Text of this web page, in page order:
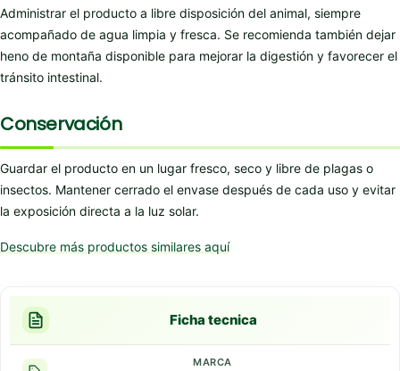
Administrar el producto a libre disposición del animal, siempre
acompañado de agua limpia y fresca. Se recomienda también dejar
heno de montaña disponible para mejorar la digestión y favorecer el
tránsito intestinal.
Conservación
Guardar el producto en un lugar fresco, seco y libre de plagas o
insectos. Mantener cerrado el envase después de cada uso y evitar
la exposición directa a la luz solar.
Descubre más productos similares aquí
Ficha tecnica
MARCA